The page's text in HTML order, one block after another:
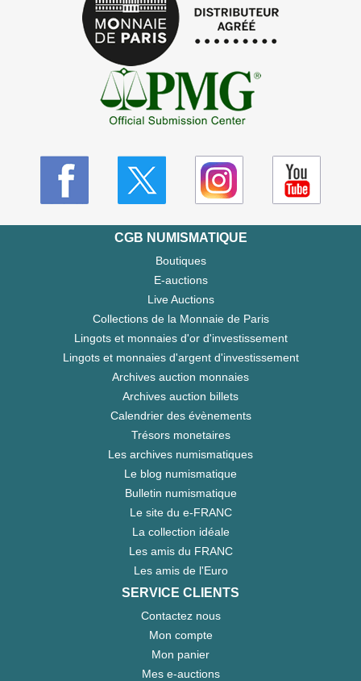
CGB NUMISMATIQUE
Boutiques
E-auctions
Live Auctions
Collections de la Monnaie de Paris
Lingots et monnaies d'or d'investissement
Lingots et monnaies d'argent d'investissement
Archives auction monnaies
Archives auction billets
Calendrier des évènements
Trésors monetaires
Les archives numismatiques
Le blog numismatique
Bulletin numismatique
Le site du e-FRANC
La collection idéale
Les amis du FRANC
Les amis de l'Euro
SERVICE CLIENTS
Contactez nous
Mon compte
Mon panier
Mes e-auctions